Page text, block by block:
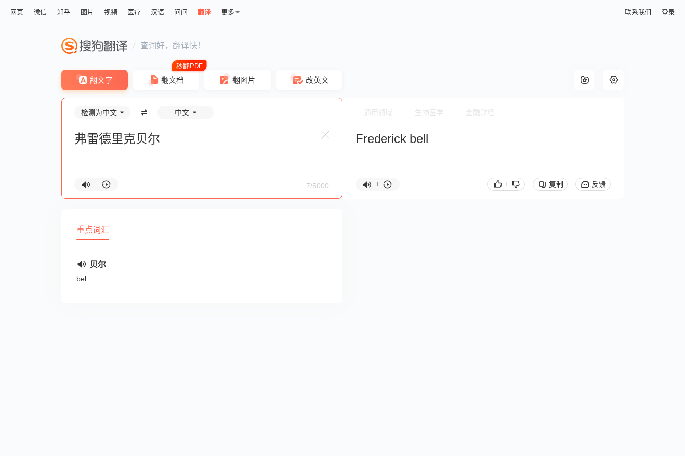
网页 微信 知乎 图片 视频 医疗 汉语 问问 翻译 更多 联系我们 登录
查词好，翻译快！
翻文字 翻文档 翻图片 改英文
检测为中文 中文
7/5000
Frederick bell
复制 反馈
重点词汇
贝尔
bel